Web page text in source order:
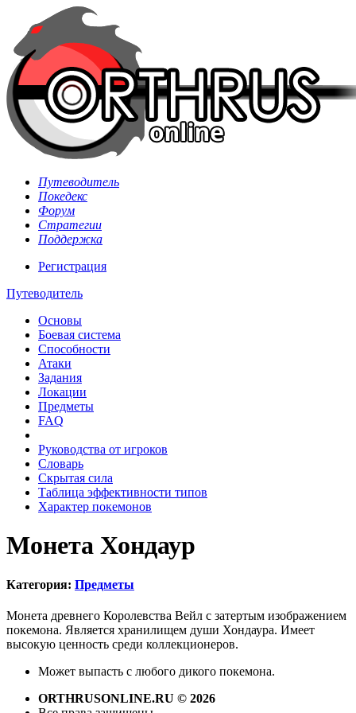
Путеводитель
Покедекс
Форум
Стратегии
Поддержка
Регистрация
Путеводитель
Основы
Боевая система
Способности
Атаки
Задания
Локации
Предметы
FAQ
Руководства от игроков
Словарь
Скрытая сила
Таблица эффективности типов
Характер покемонов
Монета Хондаур
Категория: Предметы
Монета древнего Королевства Вейл с затертым изображением
покемона. Является хранилищем души Хондаура. Имеет
высокую ценность среди коллекционеров.
Может выпасть с любого дикого покемона.
ORTHRUSONLINE.RU © 2026